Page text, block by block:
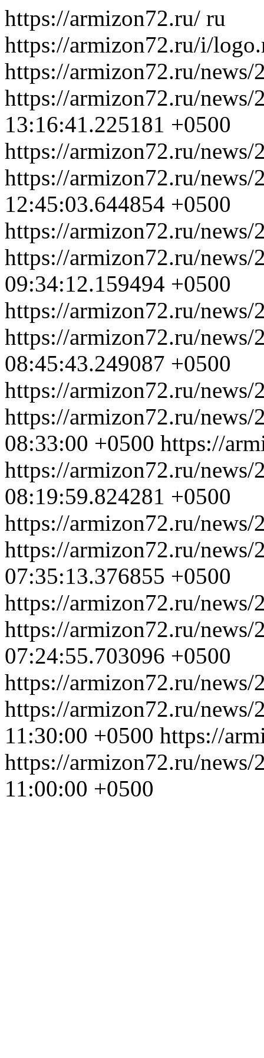
https://armizon72.ru/ ru
https://armizon72.ru/i/
https://armizon72.ru/news/
https://armizon72.ru/news/
13:16:41.225181 +0500
https://armizon72.ru/news/
https://armizon72.ru/news/
12:45:03.644854 +0500
https://armizon72.ru/news/
https://armizon72.ru/news/
09:34:12.159494 +0500
https://armizon72.ru/news/
https://armizon72.ru/news/
08:45:43.249087 +0500
https://armizon72.ru/news/
https://armizon72.ru/news/
08:33:00 +0500 https://
https://armizon72.ru/news/
08:19:59.824281 +0500
https://armizon72.ru/news/
https://armizon72.ru/news/
07:35:13.376855 +0500
https://armizon72.ru/news/
https://armizon72.ru/news/
07:24:55.703096 +0500
https://armizon72.ru/news/
https://armizon72.ru/news/
11:30:00 +0500 https://
https://armizon72.ru/news/
11:00:00 +0500